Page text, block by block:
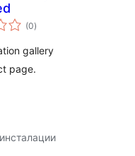
(0общо
оценки
)
gallery
page.